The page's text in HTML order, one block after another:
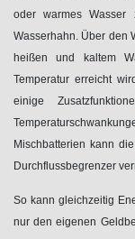
oder warmes Wasser
Wasserhahn. Über den
heißen und kaltem
Temperatur erreicht
einige
Mischbatterien kann
Durchflussbegrenzer
So kann gleichzeitig
nur den eigenen